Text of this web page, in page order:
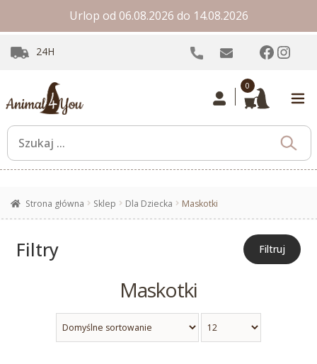
Urlop od 06.08.2026 do 14.08.2026
24H
0
Strona główna Sklep Dla Dziecka Maskotki
Maskotki
Filtry Filtruj